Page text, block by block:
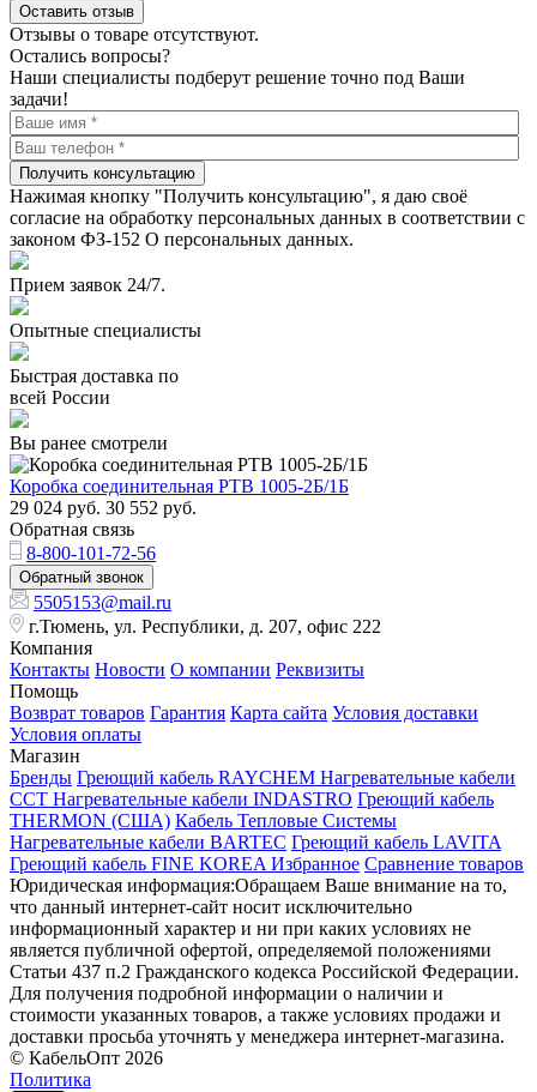
Оставить отзыв
Отзывы о товаре отсутствуют.
Остались вопросы?
Наши специалисты подберут решение точно под Ваши
задачи!
Получить консультацию
Нажимая кнопку "Получить консультацию", я даю своё
согласие на обработку персональных данных в соответствии с
законом ФЗ-152 О персональных данных.
Прием заявок 24/7.
Опытные специалисты
Быстрая доставка по
всей России
Вы ранее смотрели
Коробка соединительная РТВ 1005-2Б/1Б
29 024 руб. 30 552 руб.
Обратная связь
8-800-101-72-56
Обратный звонок
5505153@mail.ru
г.Тюмень, ул. Республики, д. 207, офис 222
Компания
Контакты Новости О компании Реквизиты
Помощь
Возврат товаров Гарантия Карта сайта Условия доставки
Условия оплаты
Магазин
Бренды Греющий кабель RAYCHEM Нагревательные кабели
ССТ Нагревательные кабели INDASTRO Греющий кабель
THERMON (США) Кабель Тепловые Системы
Нагревательные кабели BARTEC Греющий кабель LAVITA
Греющий кабель FINE KOREA Избранное Сравнение товаров
Юридическая информация:Обращаем Ваше внимание на то,
что данный интернет-сайт носит исключительно
информационный характер и ни при каких условиях не
является публичной офертой, определяемой положениями
Статьи 437 п.2 Гражданского кодекса Российской Федерации.
Для получения подробной информации о наличии и
стоимости указанных товаров, а также условиях продажи и
доставки просьба уточнять у менеджера интернет-магазина.
© КабельОпт 2026
Политика